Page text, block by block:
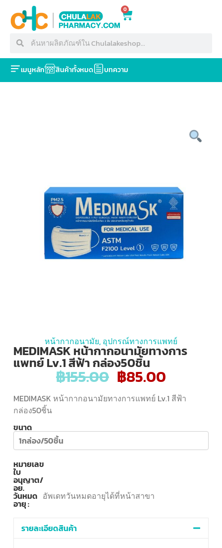
0
เมนูหลัก สินค้าทั้งหมด บทความ
หน้ากากอนามัย, อุปกรณ์ทางการแพทย์
MEDIMASK หน้ากากอนามัยทางการ
แพทย์ Lv.1 สีฟ้า กล่อง50ชิ้น
฿155.00 ฿85.00
MEDIMASK หน้ากากอนามัยทางการแพทย์ Lv.1 สีฟ้า
กล่อง50ชิ้น
ขนาด
1กล่อง/50ชิ้น
หมายเลข
ใบ
อนุญาต/
อย.
วันหมด
อายุ :
อัพเดทวันหมดอายุได้ที่หน้าสาขา
รายละเอียดสินค้า